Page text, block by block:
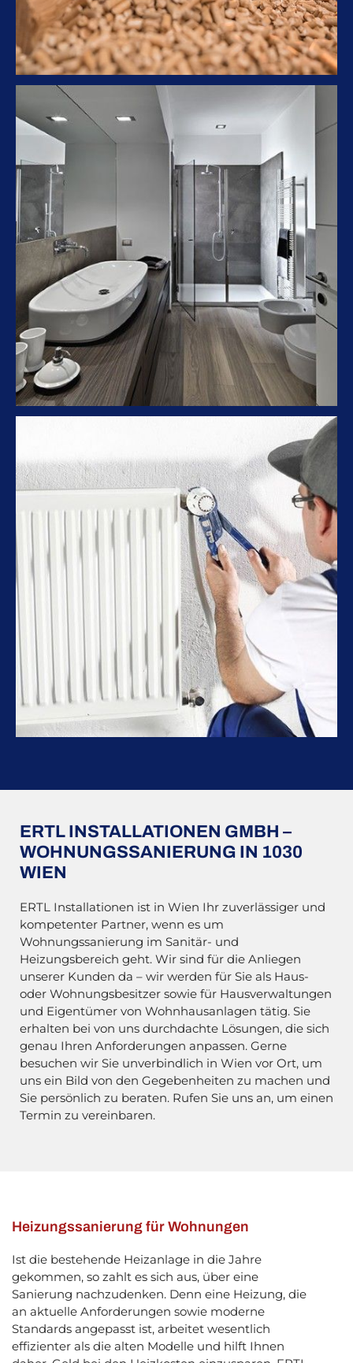
ERTL INSTALLATIONEN GMBH –
WOHNUNGSSANIERUNG IN 1030
WIEN
ERTL Installationen ist in Wien Ihr zuverlässiger und
kompetenter Partner, wenn es um
Wohnungssanierung im Sanitär- und
Heizungsbereich geht. Wir sind für die Anliegen
unserer Kunden da – wir werden für Sie als Haus-
oder Wohnungsbesitzer sowie für Hausverwaltungen
und Eigentümer von Wohnhausanlagen tätig. Sie
erhalten bei von uns durchdachte Lösungen, die sich
genau Ihren Anforderungen anpassen. Gerne
besuchen wir Sie unverbindlich in Wien vor Ort, um
uns ein Bild von den Gegebenheiten zu machen und
Sie persönlich zu beraten. Rufen Sie uns an, um einen
Termin zu vereinbaren.
Heizungssanierung für Wohnungen
Ist die bestehende Heizanlage in die Jahre
gekommen, so zahlt es sich aus, über eine
Sanierung nachzudenken. Denn eine Heizung, die
an aktuelle Anforderungen sowie moderne
Standards angepasst ist, arbeitet wesentlich
effizienter als die alten Modelle und hilft Ihnen